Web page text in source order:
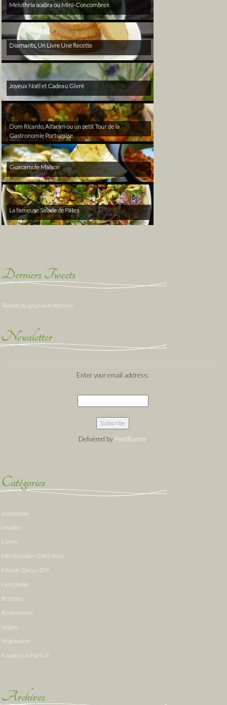
Melothria scabra ou Mini-Concombres
Diamants, Un Livre Une Recette
Joyeux Noël et Cadeau Givré
Dom Ricardo, Alfarim ou un petit Tour de la
Gastronomie Portugaise
Guacamole Maison
La fameuse Salade de Pâtes
Derniers Tweets
Tweets by @SylvieArtdVivre
Newsletter
Enter your email address:
Delivered by FeedBurner
Catégories
Inclassable
Insolite
Livres
Mes Recettes Chez Vous
Minute Deco - DIY
Non classé
Recettes
Restaurants
Vegan
Végétarien
Y a pas que Paris !!!
Archives